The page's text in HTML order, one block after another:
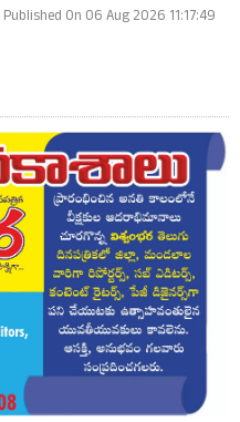
Published On 06 Aug 2026 11:17:49